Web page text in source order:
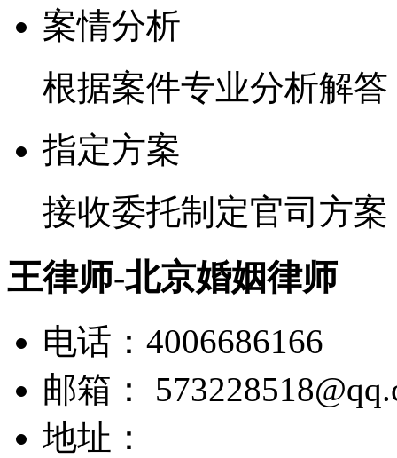
案情分析
根据案件专业分析解答
指定方案
接收委托制定官司方案
王律师-北京婚姻律师
电话：4006686166
邮箱：
地址：